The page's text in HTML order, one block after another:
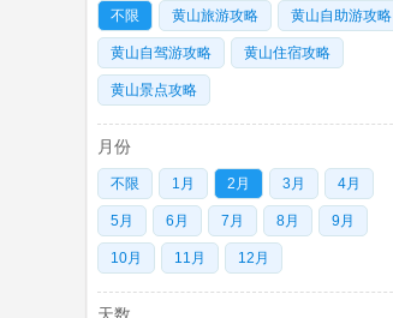
不限 黄山旅游攻略 黄山自助游攻略
黄山自驾游攻略 黄山住宿攻略
黄山景点攻略
月份
不限 1月 2月 3月 4月
5月 6月 7月 8月 9月
10月 11月 12月